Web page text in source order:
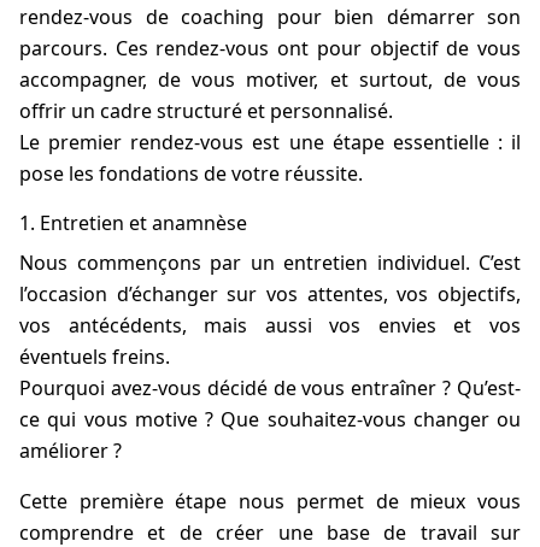
rendez-vous de coaching pour bien démarrer son
parcours. Ces rendez-vous ont pour objectif de vous
accompagner, de vous motiver, et surtout, de vous
offrir un cadre structuré et personnalisé.
Le premier rendez-vous est une étape essentielle : il
pose les fondations de votre réussite.
1. Entretien et anamnèse
Nous commençons par un entretien individuel. C’est
l’occasion d’échanger sur vos attentes, vos objectifs,
vos antécédents, mais aussi vos envies et vos
éventuels freins.
Pourquoi avez-vous décidé de vous entraîner ? Qu’est-
ce qui vous motive ? Que souhaitez-vous changer ou
améliorer ?
Cette première étape nous permet de mieux vous
comprendre et de créer une base de travail sur